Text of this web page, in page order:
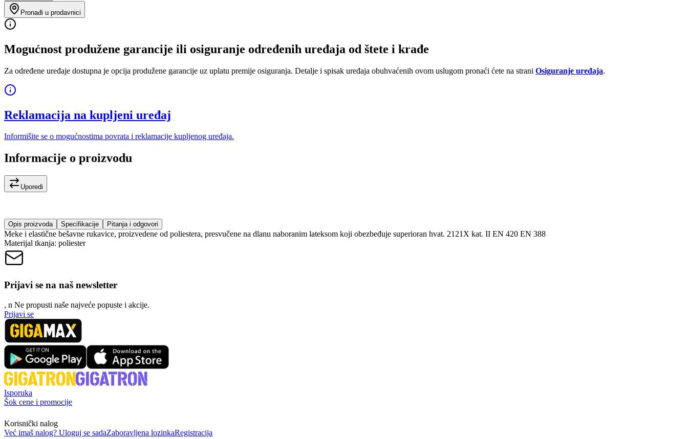
Pronađi u prodavnici
Mogućnost produžene garancije ili osiguranje određenih uređaja od štete i krađe
Za određene uređaje dostupna je opcija produžene garancije uz uplatu premije osiguranja. Detalje i spisak uređaja obuhvaćenih ovom uslugom pronaći ćete na strani Osiguranje uređaja.
Reklamacija na kupljeni uređaj
Informišite se o mogućnostima povrata i reklamacije kupljenog uređaja.
Informacije o proizvodu
Uporedi
Opis proizvoda Specifikacije Pitanja i odgovori
Meke i elastične bešavne rukavice, proizvedene od poliestera, presvučene na dlanu naboranim lateksom koji obezbeđuje superioran hvat. 2121X kat. II EN 420 EN 388
Materijal tkanja: poliester
Prijavi se na naš newsletter
, n Ne propusti naše najveće popuste i akcije.
Prijavi se
Isporuka
Šok cene i promocije
Korisnički nalog
Već imaš nalog? Uloguj se sadaZaboravljena lozinkaRegistracija